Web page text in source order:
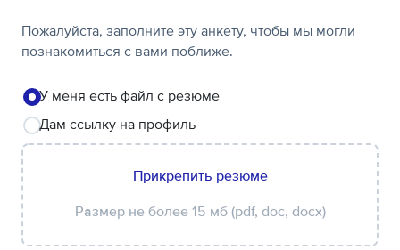
Пожалуйста, заполните эту анкету, чтобы мы могли
познакомиться с вами поближе.
У меня есть файл с резюме
Дам ссылку на профиль
Прикрепить резюме
Размер не более 15 мб (pdf, doc, docx)